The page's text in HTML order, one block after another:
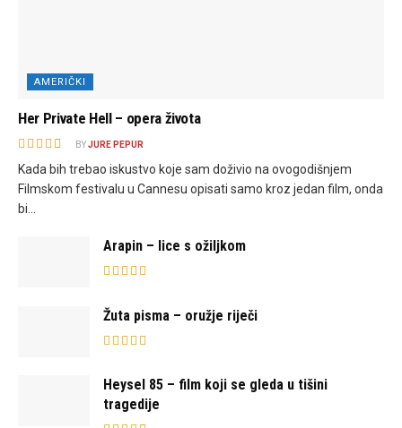
AMERIČKI
Her Private Hell – opera života
BYJURE PEPUR
Kada bih trebao iskustvo koje sam doživio na ovogodišnjem
Filmskom festivalu u Cannesu opisati samo kroz jedan film, onda
bi...
Arapin – lice s ožiljkom
Žuta pisma – oružje riječi
Heysel 85 – film koji se gleda u tišini
tragedije